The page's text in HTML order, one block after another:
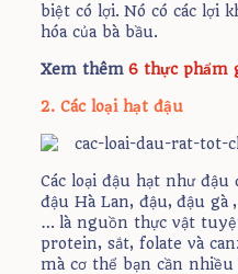
biệt có lợi. Nó có các lợi
hóa của bà bầu.
Xem thêm 6 thực phẩm
2. Các loại hạt đậu
Các loại đậu hạt như
đậu Hà Lan, đậu, đậu gà
… là nguồn thực vật
protein, sắt, folate và
mà cơ thể bạn cần